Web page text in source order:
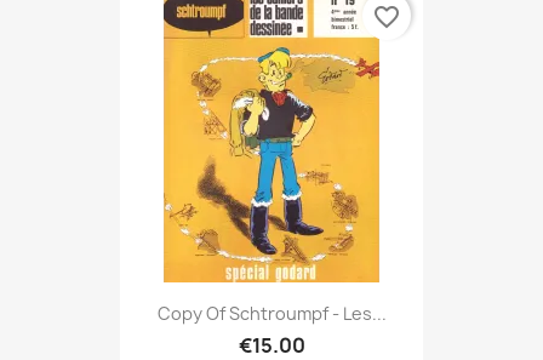
Copy Of Schtroumpf - Les...
€15.00
favorite_border